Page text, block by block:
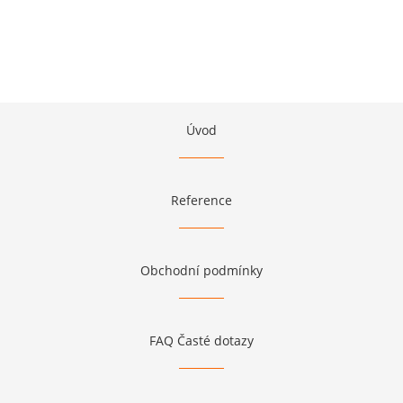
Úvod
Reference
Obchodní podmínky
FAQ Časté dotazy